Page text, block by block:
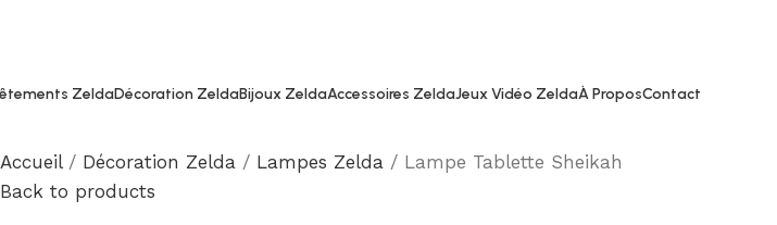
ZeldaDécoration ZeldaBijoux ZeldaAccessoires ZeldaJeux Vidéo ZeldaÀ ProposContact
Accueil Décoration Zelda Lampes Zelda
Lampe Tablette Sheikah
Back to products